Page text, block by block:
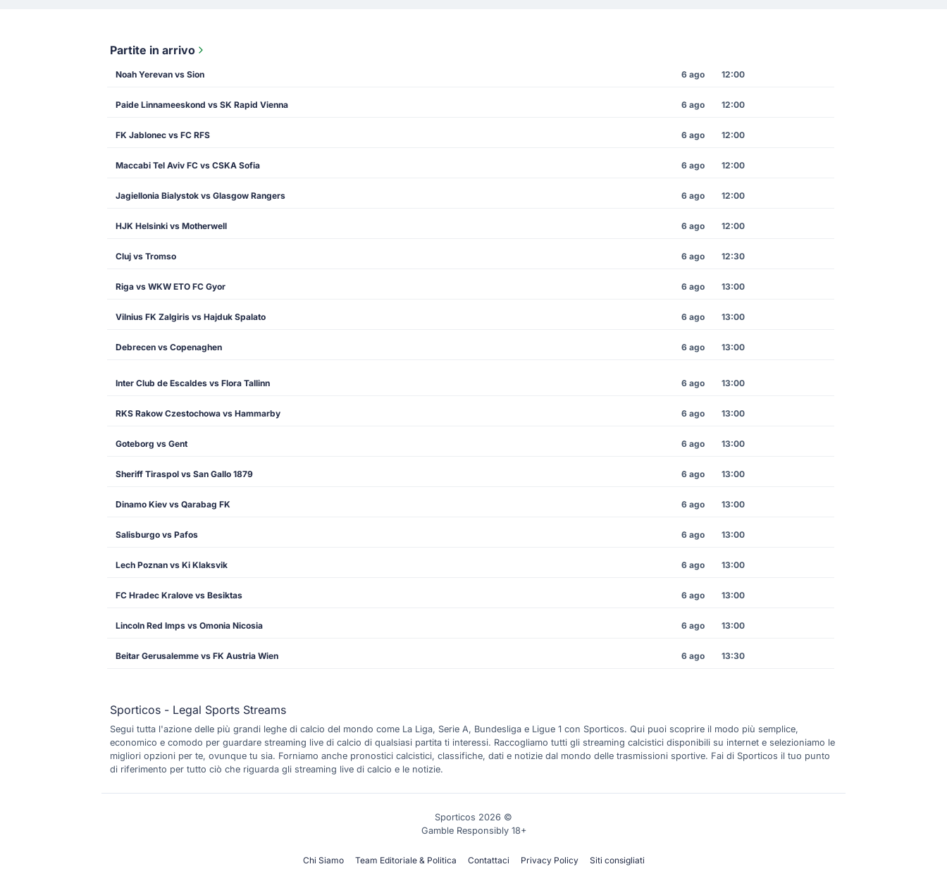
Partite in arrivo
Noah Yerevan vs Sion 6 ago 12:00
Paide Linnameeskond vs SK Rapid Vienna 6 ago 12:00
FK Jablonec vs FC RFS 6 ago 12:00
Maccabi Tel Aviv FC vs CSKA Sofia 6 ago 12:00
Jagiellonia Bialystok vs Glasgow Rangers 6 ago 12:00
HJK Helsinki vs Motherwell 6 ago 12:00
Cluj vs Tromso 6 ago 12:30
Riga vs WKW ETO FC Gyor 6 ago 13:00
Vilnius FK Zalgiris vs Hajduk Spalato 6 ago 13:00
Debrecen vs Copenaghen 6 ago 13:00
Inter Club de Escaldes vs Flora Tallinn 6 ago 13:00
RKS Rakow Czestochowa vs Hammarby 6 ago 13:00
Goteborg vs Gent 6 ago 13:00
Sheriff Tiraspol vs San Gallo 1879 6 ago 13:00
Dinamo Kiev vs Qarabag FK 6 ago 13:00
Salisburgo vs Pafos 6 ago 13:00
Lech Poznan vs Ki Klaksvik 6 ago 13:00
FC Hradec Kralove vs Besiktas 6 ago 13:00
Lincoln Red Imps vs Omonia Nicosia 6 ago 13:00
Beitar Gerusalemme vs FK Austria Wien 6 ago 13:30
Sporticos - Legal Sports Streams
Segui tutta l'azione delle più grandi leghe di calcio del mondo come La Liga, Serie A, Bundesliga e Ligue 1 con Sporticos. Qui puoi scoprire il modo più semplice,
economico e comodo per guardare streaming live di calcio di qualsiasi partita ti interessi. Raccogliamo tutti gli streaming calcistici disponibili su internet e selezioniamo le
migliori opzioni per te, ovunque tu sia. Forniamo anche pronostici calcistici, classifiche, dati e notizie dal mondo delle trasmissioni sportive. Fai di Sporticos il tuo punto
di riferimento per tutto ciò che riguarda gli streaming live di calcio e le notizie.
Sporticos 2026 ©
Gamble Responsibly 18+
Chi Siamo Team Editoriale & Politica Contattaci Privacy Policy Siti consigliati